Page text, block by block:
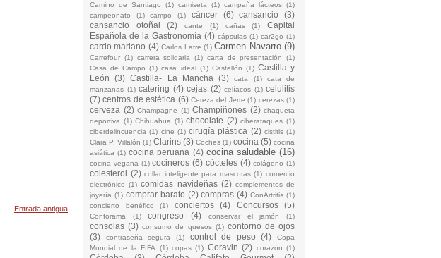
Entrada antigua
Camino de Santiago
(1) camiseta (1) campaña lácteos (1)
campeonato
(1) campo (1) cáncer (6) cansancio
(3)
cansancio otoñal
(2) cante (1) cañas (1)
Capital
Española de la Gastronomía (4) cápsulas (1) car2go (1)
cardo mariano (4) Carlos Latre (1) Carmen Navarro (9)
Carrefour (1) carrera solidaria (1) carta de presentación
(1)
Casa de Campo (1) casa ideal (1) Castellón (1) Castilla y
León
(3) Castilla- La Mancha (3) cata (1)
cata de
manzanas (1) catering (4) cejas (2) celíacos (1) celulitis
(7) centros de estética (6) Cereza del Jerte (1) cerezas (1)
cerveza (2) Champagne (1) Champiñones (2) chaqueta
deportiva (1) Chihuahua (1) chocolate (2) ciberataques (1)
ciberdelincuencia (1) cine (1) cirugía plástica (2) cistitis (1)
Clara P. Villalón (1) Clarins (3) Coches (1) cocina (5) cocina
asiática (1) cocina peruana (4) cocina saludable (16)
cocina vegana (1) cocineros (6) cócteles (4) colágeno (1)
colesterol (2) collar inteligente para mascotas (1) comercio
electrónico (1) comidas navideñas (2) complementos de
joyería (1) comprar barato (2) compras (4) ConArtritis (1)
concierto benéfico
(1) conciertos (4) Concursos (5)
Conforama (1) congreso (4) conservar el jamón (1)
consolas (3) consumo de quesos (1) contorno de ojos
(3)
contraseña segura (1) control de peso (4)
Copa
Mundial de la FIFA (1) copas (1) Coravin (2) corazón (1)